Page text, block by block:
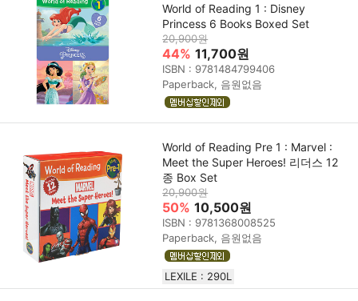
World of Reading 1 : Disney
Princess 6 Books Boxed Set
20,900원
44% 11,700원
ISBN : 9781484799406
Paperback, 음원없음
World of Reading Pre 1 : Marvel :
Meet the Super Heroes! 리더스 12
종 Box Set
20,900원
50% 10,500원
ISBN : 9781368008525
Paperback, 음원없음
LEXILE : 290L